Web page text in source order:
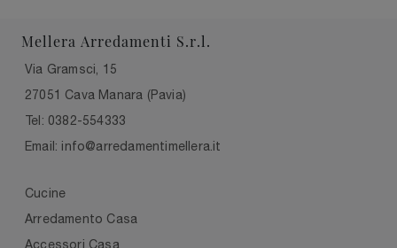
Mellera Arredamenti S.r.l.
Via Gramsci, 15
27051 Cava Manara (Pavia)
Tel: 0382-554333
Email: info@arredamentimellera.it
Cucine
Arredamento Casa
Accessori Casa